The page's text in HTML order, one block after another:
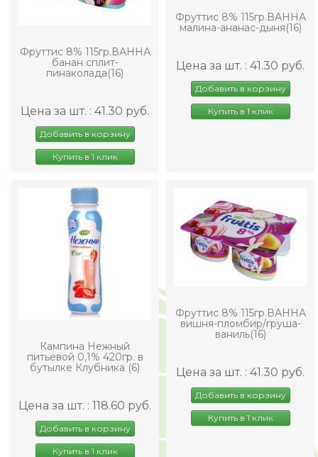
Фруттис 8% 115гр.ВАННА
банан сплит-
пинаколада(16)
Цена за шт. : 41.30 руб.
Добавить в корзину
Купить в 1 клик
Фруттис 8% 115гр.ВАННА
малина-ананас-дыня(16)
Цена за шт. : 41.30 руб.
Добавить в корзину
Купить в 1 клик
Кампина Нежный
питьевой 0,1% 420гр. в
бутылке Клубника (6)
Цена за шт. : 118.60 руб.
Добавить в корзину
Купить в 1 клик
Фруттис 8% 115гр.ВАННА
вишня-пломбир/груша-
ваниль(16)
Цена за шт. : 41.30 руб.
Добавить в корзину
Купить в 1 клик